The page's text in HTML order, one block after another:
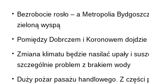
Bezrobocie rosło – a Metropolia
zieloną wyspą
Pomiędzy Dobrczem i Koronowem
Zmiana klimatu będzie nasilać upały i
szczególnie problem z brakiem wody
Duży pożar pasażu handlowego. Z części